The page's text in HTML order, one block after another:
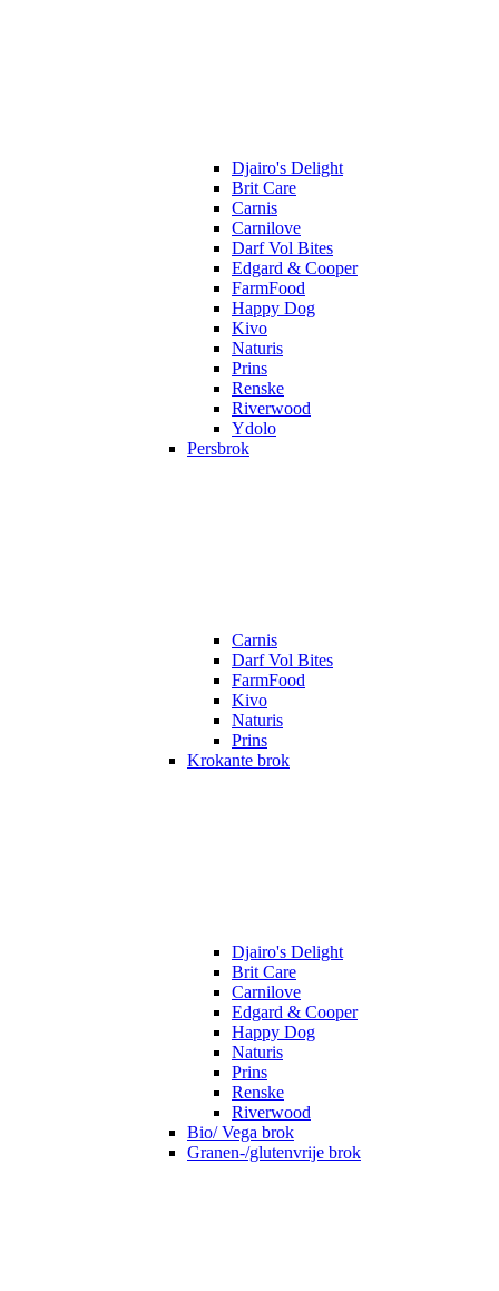
Djairo's Delight
Brit Care
Carnis
Carnilove
Darf Vol Bites
Edgard & Cooper
FarmFood
Happy Dog
Kivo
Naturis
Prins
Renske
Riverwood
Ydolo
Persbrok
Carnis
Darf Vol Bites
FarmFood
Kivo
Naturis
Prins
Krokante brok
Djairo's Delight
Brit Care
Carnilove
Edgard & Cooper
Happy Dog
Naturis
Prins
Renske
Riverwood
Bio/ Vega brok
Granen-/glutenvrije brok